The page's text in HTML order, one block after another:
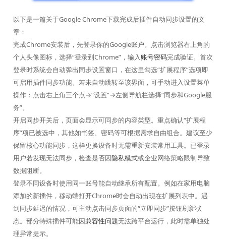
以下是一篇关于Google Chrome下载完成后插件自动同步设置的文
章：
完成Chrome安装后，先登录你的Google账户。点击浏览器右上角的
个人头像图标，选择“登录到Chrome”，输入账号密码完成验证。首次
登录时系统会自动弹出同步设置窗口，在这里勾选“扩展程序”选项即
可启用插件同步功能。若未自动跳转至该界面，可手动进入设置菜单
操作：点击右上角三个点→“设置”→左侧导航栏选择“同步和Google服
务”。
开启同步开关后，页面会显示可同步的内容类型。重点确认“扩展程
序”项已被选中，其他如书签、密码等可根据需求自由组合。建议至少
保留核心功能同步，这样更换设备时无需重新安装常用工具。已登录
用户若发现无法同步，检查是否因隐私模式或企业网络策略限制导致
数据阻断。
登录不同设备时使用同一账号能自动继承所有配置。例如在家用电脑
添加的新插件，移动端打开Chrome时会自动出现在扩展列表中。遇
到同步延迟的情况，可主动点击同步页面的“立即同步”按钮刷新状
态。部分特殊插件可能因兼容性问题无法跨平台运行，此时需单独处
理异常提示。